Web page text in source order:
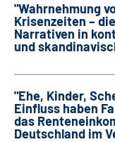
"Wahrnehmung
Krisenzeiten –
Narrativen in
und
"Ehe, Kinder,
Einfluss haben
das
Deutschland im